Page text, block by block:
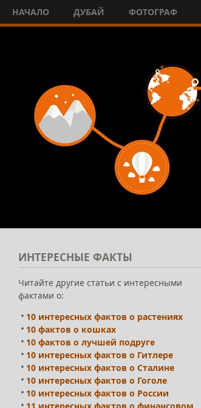
НАЧАЛО ДУБАЙ ФОТОГРАФ
ИНТЕРЕСНЫЕ ФАКТЫ
Читайте другие статьи с интересными
фактами о:
10 интересных фактов о растениях
10 фактов о кошках
10 фактов о лучшей подруге
10 интересных фактов о Гитлере
10 интересных фактов о Сталине
10 интересных фактов о Гоголе
10 интересных фактов о России